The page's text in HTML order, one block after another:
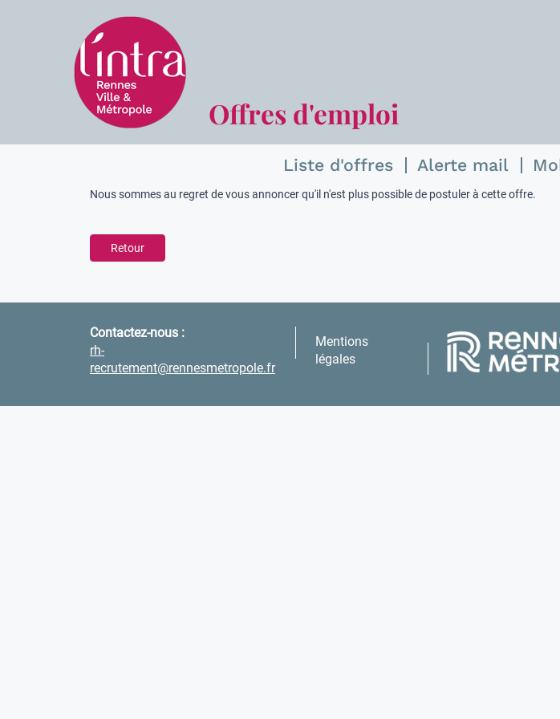
Offres d'emploi
Liste d'offres Alerte mail
Nous sommes au regret de vous annoncer qu'il n'est plus possible de postuler à cette offre.
Retour
Contactez-nous :
rh-
recrutement@rennesmetropole.fr
Mentions
légales